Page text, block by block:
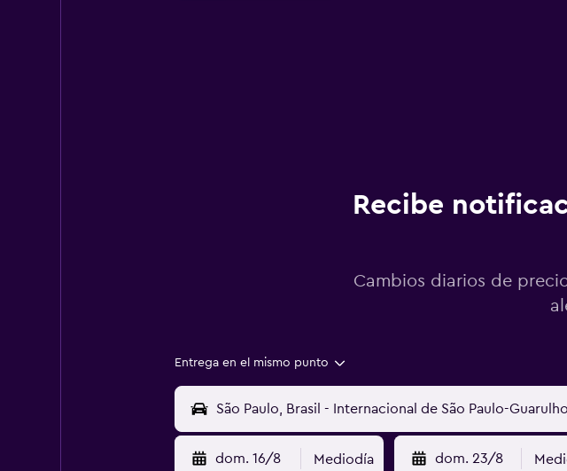
Recibe
Cambios diarios de
Entrega en el mismo punto
dom. 16/8 Mediodía dom. 23/8